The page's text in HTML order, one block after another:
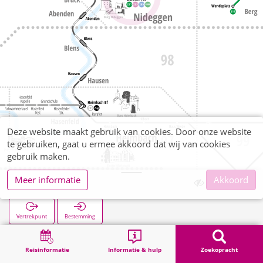
Reisinformatie Informatie & hulp Zoekopracht
Dürener Tor
Vertrekpunt Bestemming
Zoekopracht
Deze website maakt gebruik van cookies. Door onze website
te gebruiken, gaat u ermee akkoord dat wij van cookies
gebruik maken.
Meer informatie
Akkoord